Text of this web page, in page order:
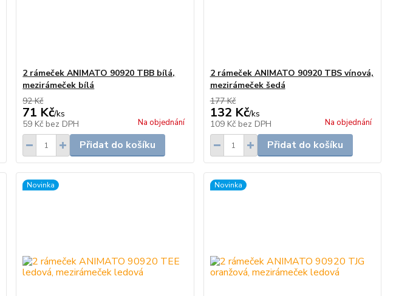
2 rámeček ANIMATO 90920 TBB bílá,
mezirámeček bílá
92 Kč
71 Kč/ks
59 Kč bez DPH Na objednání
Přidat do košíku
2 rámeček ANIMATO 90920 TBS vínová,
mezirámeček šedá
177 Kč
132 Kč/ks
109 Kč bez DPH Na objednání
Přidat do košíku
Novinka Novinka